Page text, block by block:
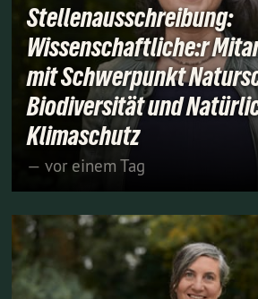
Stellenausschreibung:
Wissenschaftliche:r
mit Schwerpunkt
Biodiversität und
Klimaschutz
— vor einem Tag